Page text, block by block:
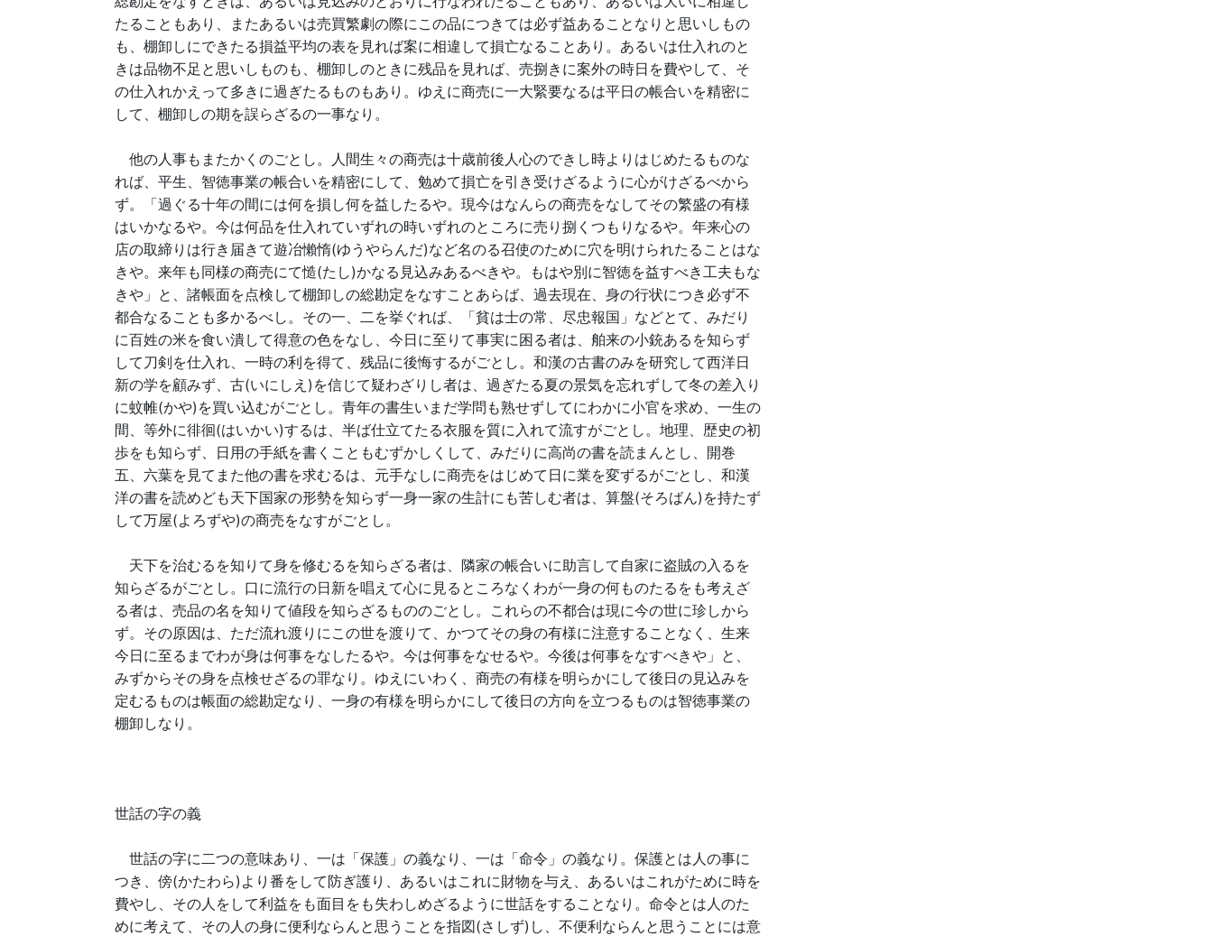
たることもあり、またあるいは売買繁劇の際にこの品につきては必ず益あることなりと思いしもの
も、棚卸しにできたる損益平均の表を見れば案に相違して損亡なることあり。あるいは仕入れのと
きは品物不足と思いしものも、棚卸しのときに残品を見れば、売捌きに案外の時日を費やして、そ
の仕入れかえって多きに過ぎたるものもあり。ゆえに商売に一大緊要なるは平日の帳合いを精密に
して、棚卸しの期を誤らざるの一事なり。
他の人事もまたかくのごとし。人間生々の商売は十歳前後人心のできし時よりはじめたるものな
れば、平生、智徳事業の帳合いを精密にして、勉めて損亡を引き受けざるように心がけざるべから
ず。「過ぐる十年の間には何を損し何を益したるや。現今はなんらの商売をなしてその繁盛の有様
はいかなるや。今は何品を仕入れていずれの時いずれのところに売り捌くつもりなるや。年来心の
店の取締りは行き届きて遊冶懶惰(ゆうやらんだ)など名のる召使のために穴を明けられたることはな
きや。来年も同様の商売にて慥(たし)かなる見込みあるべきや。もはや別に智徳を益すべき工夫もな
きや」と、諸帳面を点検して棚卸しの総勘定をなすことあらば、過去現在、身の行状につき必ず不
都合なることも多かるべし。その一、二を挙ぐれば、「貧は士の常、尽忠報国」などとて、みだり
に百姓の米を食い潰して得意の色をなし、今日に至りて事実に困る者は、舶来の小銃あるを知らず
して刀剣を仕入れ、一時の利を得て、残品に後悔するがごとし。和漢の古書のみを研究して西洋日
新の学を顧みず、古(いにしえ)を信じて疑わざりし者は、過ぎたる夏の景気を忘れずして冬の差入り
に蚊帷(かや)を買い込むがごとし。青年の書生いまだ学問も熟せずしてにわかに小官を求め、一生の
間、等外に徘徊(はいかい)するは、半ば仕立てたる衣服を質に入れて流すがごとし。地理、歴史の初
歩をも知らず、日用の手紙を書くこともむずかしくして、みだりに高尚の書を読まんとし、開巻
五、六葉を見てまた他の書を求むるは、元手なしに商売をはじめて日に業を変ずるがごとし、和漢
洋の書を読めども天下国家の形勢を知らず一身一家の生計にも苦しむ者は、算盤(そろばん)を持たず
して万屋(よろずや)の商売をなすがごとし。
天下を治むるを知りて身を修むるを知らざる者は、隣家の帳合いに助言して自家に盗賊の入るを
知らざるがごとし。口に流行の日新を唱えて心に見るところなくわが一身の何ものたるをも考えざ
る者は、売品の名を知りて値段を知らざるもののごとし。これらの不都合は現に今の世に珍しから
ず。その原因は、ただ流れ渡りにこの世を渡りて、かつてその身の有様に注意することなく、生来
今日に至るまでわが身は何事をなしたるや。今は何事をなせるや。今後は何事をなすべきや」と、
みずからその身を点検せざるの罪なり。ゆえにいわく、商売の有様を明らかにして後日の見込みを
定むるものは帳面の総勘定なり、一身の有様を明らかにして後日の方向を立つるものは智徳事業の
棚卸しなり。
世話の字の義
世話の字に二つの意味あり、一は「保護」の義なり、一は「命令」の義なり。保護とは人の事に
つき、傍(かたわら)より番をして防ぎ護り、あるいはこれに財物を与え、あるいはこれがために時を
費やし、その人をして利益をも面目をも失わしめざるように世話をすることなり。命令とは人のた
めに考えて、その人の身に便利ならんと思うことを指図(さしず)し、不便利ならんと思うことには意